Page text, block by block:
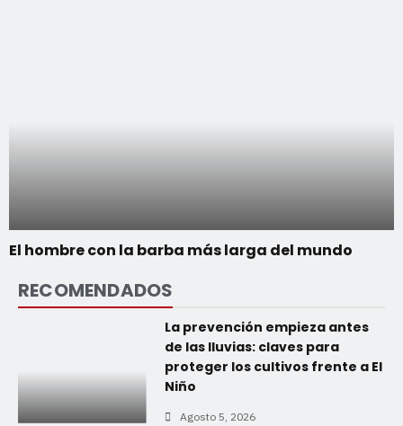
El hombre con la barba más larga del mundo
RECOMENDADOS
La prevención empieza antes
de las lluvias: claves para
proteger los cultivos frente a El
Niño
Agosto 5, 2026